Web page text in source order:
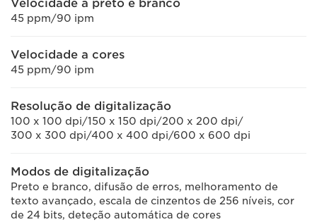
Velocidade a preto e branco
45 ppm/90 ipm
Velocidade a cores
45 ppm/90 ipm
Resolução de digitalização
100 x 100 dpi/150 x 150 dpi/200 x 200 dpi/
300 x 300 dpi/400 x 400 dpi/600 x 600 dpi
Modos de digitalização
Preto e branco, difusão de erros, melhoramento de
texto avançado, escala de cinzentos de 256 níveis, cor
de 24 bits, deteção automática de cores